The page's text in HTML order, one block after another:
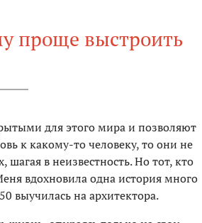
проще выстроить
для этого мира и позволяют
к какому-то человеку, то они не
в неизвестность. Но тот, кто
вдохновила одна история много
выучилась на архитектора.